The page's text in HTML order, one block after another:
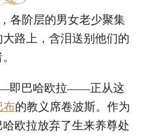
各阶层的男女老少聚集
路上，含泪送别他们的
即巴哈欧拉——正从这
布的教义席卷波斯。作为
欧拉放弃了生来养尊处